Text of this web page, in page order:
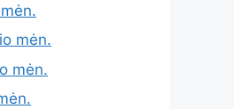
mėn.
mėn.